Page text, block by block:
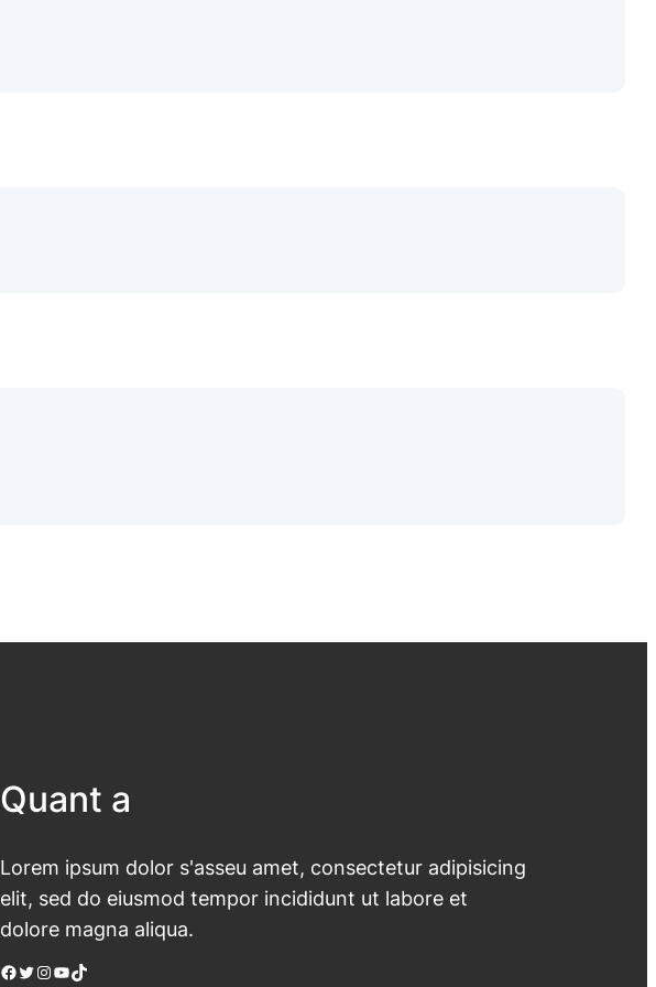
Quant a
Lorem ipsum dolor s'asseu amet, consectetur adipisicing
elit, sed do eiusmod tempor incididunt ut labore et
dolore magna aliqua.
Facebook Twitter Instagram YouTube TikTok